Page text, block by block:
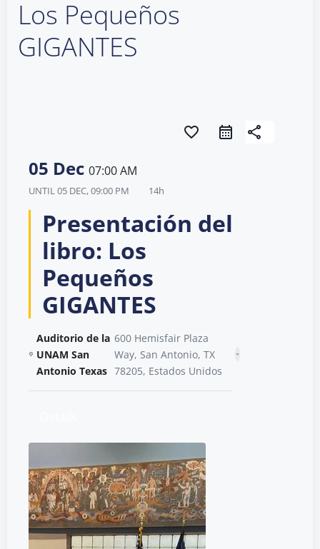
Los Pequeños
GIGANTES
favorite_border share
05 Dec 07:00 AM
UNTIL05 DEC, 09:00 PM 14h
Presentación del
libro: Los
Pequeños
GIGANTES
Auditorio de la
UNAM San
Antonio Texas
600 Hemisfair Plaza
Way, San Antonio, TX
78205, Estados Unidos